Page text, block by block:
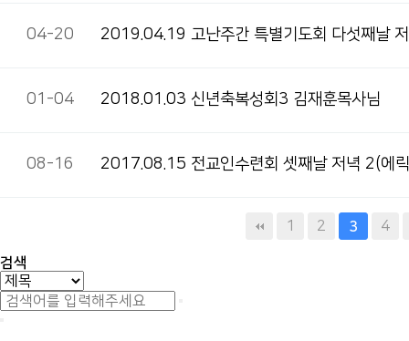
04-20 2019.04.19 고난주간 특별기도회 다섯째날
01-04 2018.01.03 신년축복성회3 김재훈목사님
08-16 2017.08.15 전교인수련회 셋째날 저녁 2(에
1 2 3 4
검색